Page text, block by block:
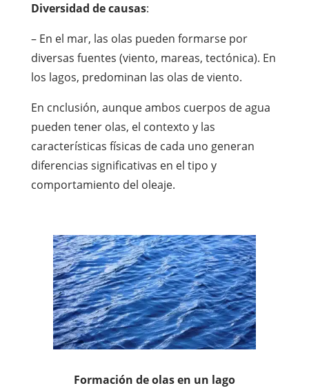
Diversidad de causas:
– En el mar, las olas pueden formarse por
diversas fuentes (viento, mareas, tectónica). En
los lagos, predominan las olas de viento.
En cnclusión, aunque ambos cuerpos de agua
pueden tener olas, el contexto y las
características físicas de cada uno generan
diferencias significativas en el tipo y
comportamiento del oleaje.
Formación de olas en un lago